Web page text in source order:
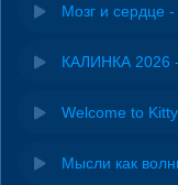
Мозг и сердце
КАЛИНКА 2026
Welcome to
Мысли как